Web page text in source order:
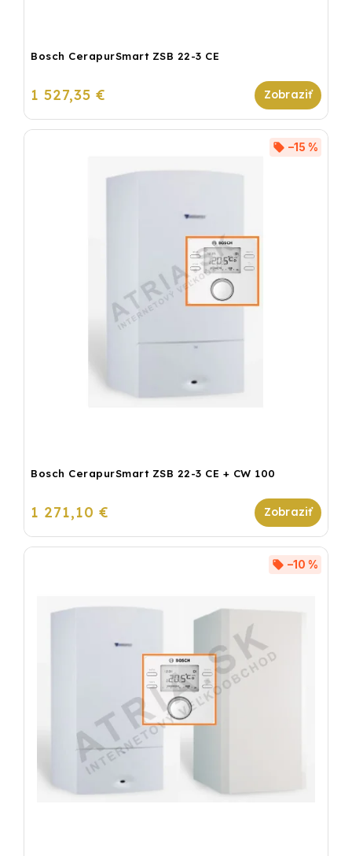
Bosch CerapurSmart ZSB 22-3 CE
1 527,35 €
Bosch CerapurSmart ZSB 22-3 CE + CW 100
–15 %
1 271,10 €
–10 %